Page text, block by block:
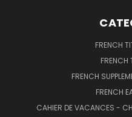
FRENCH
FRENCH
FRENCH
FRENCH
CAHIER DE VACANCES -